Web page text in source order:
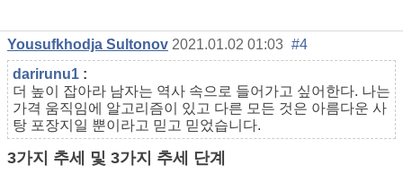
Yousufkhodja Sultonov 2021.01.02 01:03 #4
darirunu1 :
더 높이 잡아라 남자는 역사 속으로 들어가고 싶어한다. 나는
가격 움직임에 알고리즘이 있고 다른 모든 것은 아름다운 사
탕 포장지일 뿐이라고 믿고 믿었습니다.
3가지 추세 및 3가지 추세 단계